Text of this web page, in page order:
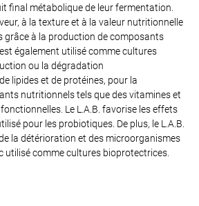
final métabolique de leur fermentation.
à la texture et à la valeur nutritionnelle
grâce à la production de composants
également utilisé comme cultures
ou la dégradation
lipides et de protéines, pour la
nutritionnels tels que des vitamines et
Le L.A.B. favorise les effets
pour les probiotiques. De plus, le L.A.B.
la détérioration et des microorganismes
utilisé comme cultures bioprotectrices.